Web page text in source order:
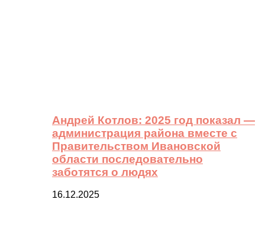
Андрей Котлов: 2025 год показал —
администрация района вместе с
Правительством Ивановской
области последовательно
заботятся о людях
16.12.2025